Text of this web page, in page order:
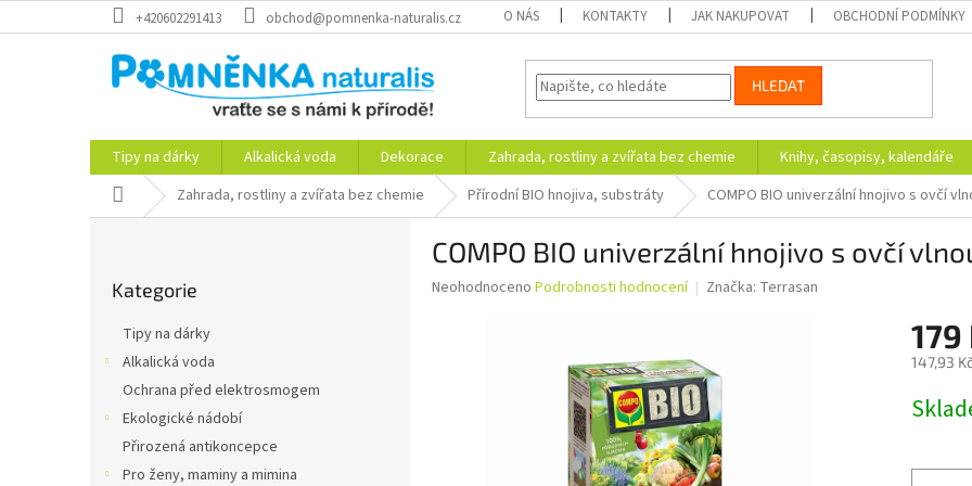
na
+420602291413 obchod@pomnenka-naturalis.cz O NÁS KONTAKTY JAK NAKUPOVAT OBCHODNÍ PODMÍNKY
HLEDAT
Tipy na dárky Alkalická voda Dekorace Zahrada, rostliny a zvířata bez chemie Knihy, časopisy, kalendáře
Domů Zahrada, rostliny a zvířata bez chemie Přírodní BIO hnojiva, substráty COMPO BIO univerzální hnojivo s ovčí
kategorie
Kategorie
Tipy na dárky
Alkalická voda
Ochrana před elektrosmogem
Ekologické nádobí
Přirozená antikoncepce
Pro ženy, maminy a mimina
COMPO BIO univerzální hnojivo s ovčí
Průměrné
Neohodnoceno Podrobnosti hodnocení Značka: Terrasan
179
147,93
cena: